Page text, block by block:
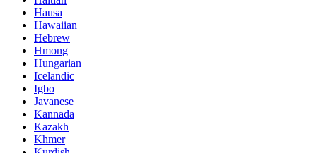
Hausa
Hawaiian
Hebrew
Hmong
Hungarian
Icelandic
Igbo
Javanese
Kannada
Kazakh
Khmer